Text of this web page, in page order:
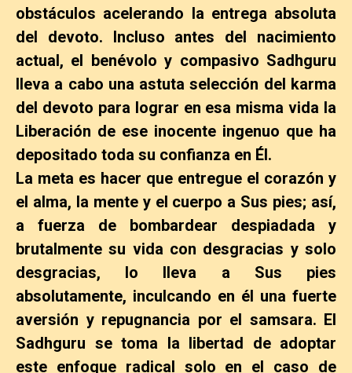
obstáculos acelerando la entrega absoluta
del devoto. Incluso antes del nacimiento
actual, el benévolo y compasivo Sadhguru
lleva a cabo una astuta selección del karma
del devoto para lograr en esa misma vida la
Liberación de ese inocente ingenuo que ha
depositado toda su confianza en Él.
La meta es hacer que entregue el corazón y
el alma, la mente y el cuerpo a Sus pies; así,
a fuerza de bombardear despiadada y
brutalmente su vida con desgracias y solo
desgracias, lo lleva a Sus pies
absolutamente, inculcando en él una fuerte
aversión y repugnancia por el samsara. El
Sadhguru se toma la libertad de adoptar
este enfoque radical solo en el caso de